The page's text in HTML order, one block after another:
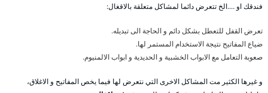
فندقك او ….الخ تتعرض دائما لمشاكل متعلقة بالاقغال:
تعرض القفل للتعطل بشكل دائم و الحاجة الى تبديله.
ضياع المفاتيح نتيجة الاستخدام المستمر لها.
صعوبة التعامل مع الابواب الخشبية و الحديدية و ابواب الالمنيوم.
و غيرها الكثير مت المشاكل الاخرى التي نتعرض لها فيما يخص المفاتيح و الاغلاق،